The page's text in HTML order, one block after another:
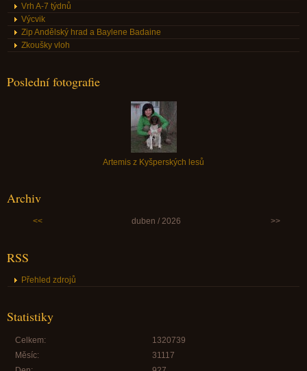
Vrh A-7 týdnů
Výcvik
Zip Andělský hrad a Baylene Badaine
Zkoušky vloh
Poslední fotografie
Artemis z Kyšperských lesů
Archiv
<< duben / 2026 >>
RSS
Přehled zdrojů
Statistiky
Celkem:
1320739
Měsíc:
31117